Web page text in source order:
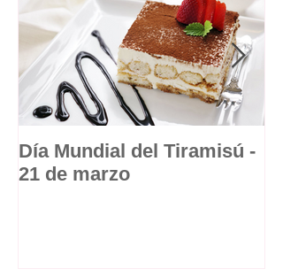
Día Mundial del Tiramisú -
21 de marzo